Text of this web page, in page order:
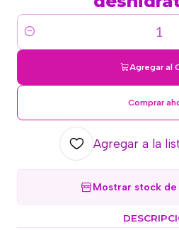
Cantidad
Agregar al
Comprar
Agregar a la
Mostrar stock de